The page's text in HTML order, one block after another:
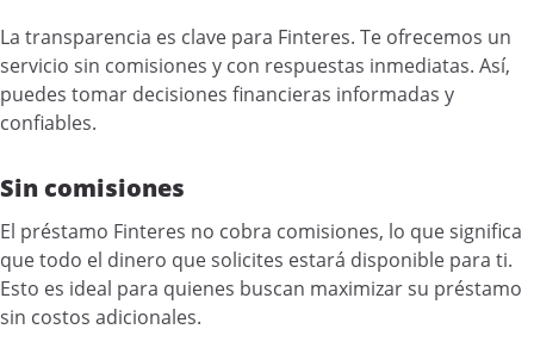
La transparencia es clave para Finteres. Te ofrecemos un
servicio sin comisiones y con respuestas inmediatas. Así,
puedes tomar decisiones financieras informadas y
confiables.
Sin comisiones
El préstamo Finteres no cobra comisiones, lo que significa
que todo el dinero que solicites estará disponible para ti.
Esto es ideal para quienes buscan maximizar su préstamo
sin costos adicionales.